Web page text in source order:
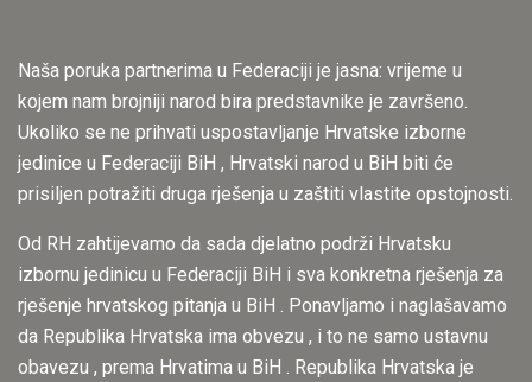
Naša poruka partnerima u Federaciji je jasna: vrijeme u
kojem nam brojniji narod bira predstavnike je završeno.
Ukoliko se ne prihvati uspostavljanje Hrvatske izborne
jedinice u Federaciji BiH , Hrvatski narod u BiH biti će
prisiljen potražiti druga rješenja u zaštiti vlastite opstojnosti.
Od RH zahtijevamo da sada djelatno podrži Hrvatsku
izbornu jedinicu u Federaciji BiH i sva konkretna rješenja za
rješenje hrvatskog pitanja u BiH . Ponavljamo i naglašavamo
da Republika Hrvatska ima obvezu , i to ne samo ustavnu
obavezu , prema Hrvatima u BiH . Republika Hrvatska je